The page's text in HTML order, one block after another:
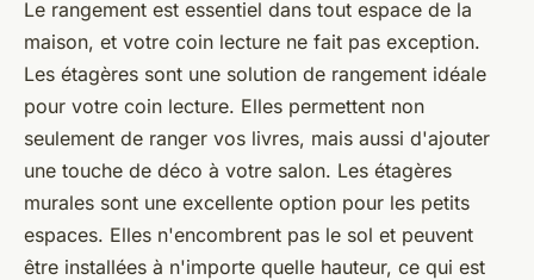
Le rangement est essentiel dans tout espace de la
maison, et votre coin lecture ne fait pas exception.
Les étagères sont une solution de rangement idéale
pour votre coin lecture. Elles permettent non
seulement de ranger vos livres, mais aussi d'ajouter
une touche de déco à votre salon. Les étagères
murales sont une excellente option pour les petits
espaces. Elles n'encombrent pas le sol et peuvent
être installées à n'importe quelle hauteur, ce qui est